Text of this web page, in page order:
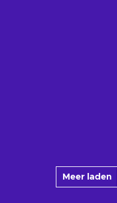
Meer laden